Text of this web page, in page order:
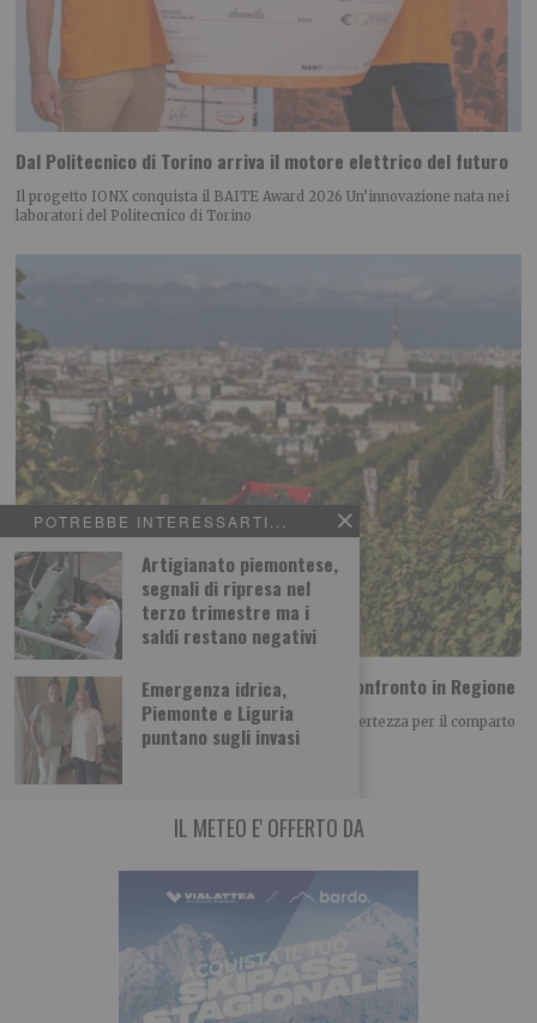
POTREBBE INTERESSARTI...
Artigianato piemontese,
segnali di ripresa nel
terzo trimestre ma i
saldi restano negativi
Emergenza idrica,
Piemonte e Liguria
puntano sugli invasi
Dal Politecnico di Torino arriva il motore elettrico del futuro
Il progetto IONX conquista il BAITE Award 2026 Un’innovazione nata nei
laboratori del Politecnico di Torino
Vino piemontese e clima: le richieste dal confronto in Regione
Il clima è diventato uno dei principali fattori di incertezza per il comparto
vitivinicolo piemontese, non
IL METEO E' OFFERTO DA